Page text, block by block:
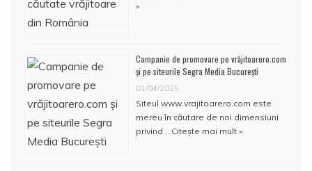
»
Campanie de promovare pe vrăjitoarero.com
și pe siteurile Segra Media București
01/04/2025
Siteul www.vrajitoarero.com este
mereu în căutare de noi dimensiuni
privind …Citește mai mult »